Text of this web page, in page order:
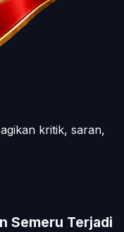
kritik, saran,
Semeru Terjadi